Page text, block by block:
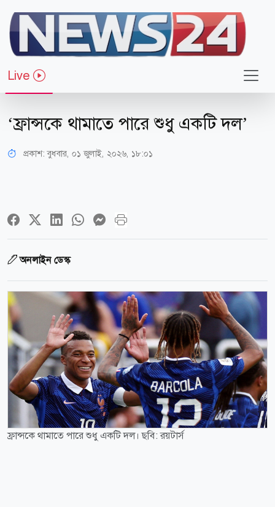
Live
খেলাধুলা
‘ফ্রান্সকে থামাতে পারে শুধু একটি দল’
প্রকাশ:বুধবার, ০১ জুলাই, ২০২৬, ১৮:০১
অনলাইন ডেস্ক
ফ্রান্সকে থামাতে পারে শুধু একটি দল। ছবি: রয়টার্স